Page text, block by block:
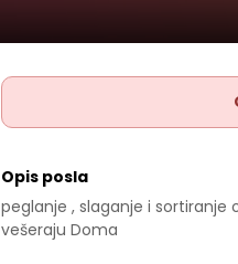
Opis posla
peglanje , slaganje i sortiranje
vešeraju Doma